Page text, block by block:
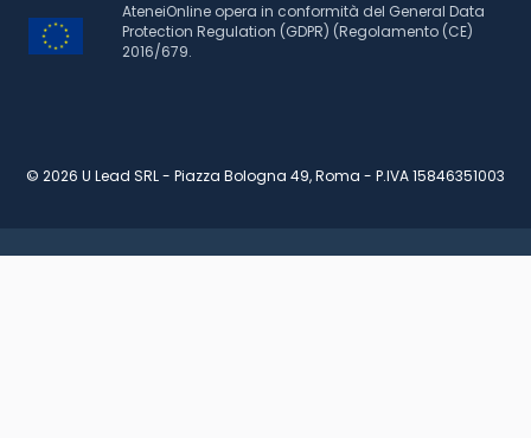
AteneiOnline opera in conformità del General Data
Protection Regulation (GDPR) (Regolamento (CE)
2016/679.
© 2026 U Lead SRL - Piazza Bologna 49, Roma - P.IVA 15846351003